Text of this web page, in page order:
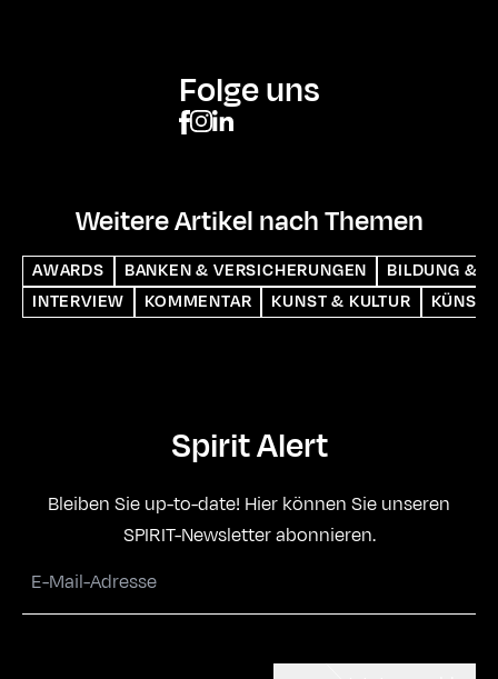
Folge uns
Weitere Artikel nach Themen
AWARDS BANKEN & VERSICHERUNGEN
BILDUNG &
INTERVIEW
KOMMENTAR KUNST & KULTUR
Spirit Alert
Bleiben Sie up-to-date! Hier können Sie unseren
SPIRIT-Newsletter abonnieren.